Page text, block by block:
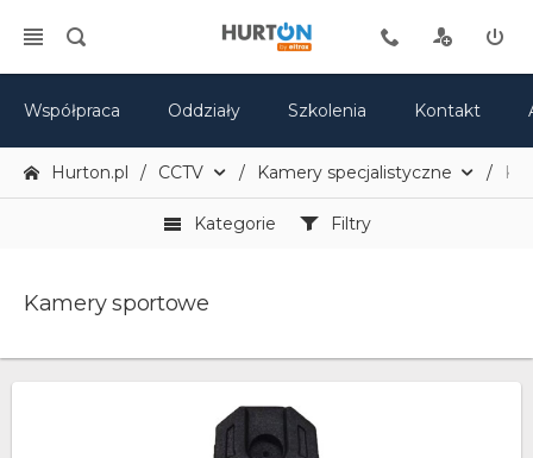
Współpraca Oddziały Szkolenia Kontakt
Hurton.pl CCTV Kamery specjalistyczne
Kategorie Filtry
Kamery sportowe